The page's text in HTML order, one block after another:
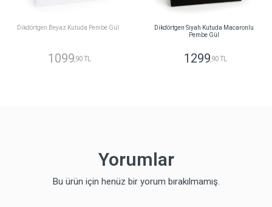
Dikdörtgen Beyaz Kutuda Pembe Gül
1099,90 TL
Dikdörtgen Siyah Kutuda Macaronlu
Pembe Gül
1299,90 TL
Yorumlar
Bu ürün için henüz bir yorum bırakılmamış.